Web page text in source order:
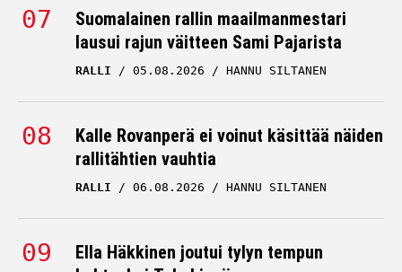
Suomalainen rallin maailmanmestari
lausui rajun väitteen Sami Pajarista
RALLI 05.08.2026 HANNU SILTANEN
Kalle Rovanperä ei voinut käsittää näiden
rallitähtien vauhtia
RALLI 06.08.2026 HANNU SILTANEN
Ella Häkkinen joutui tylyn tempun